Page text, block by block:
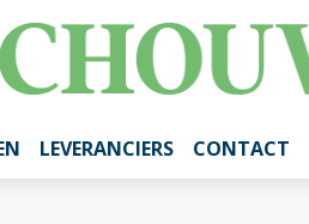
LEVERANCIERS CONTACT